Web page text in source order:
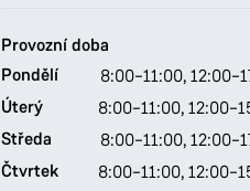
Provozní doba
Pondělí
8:00–11:00,
Úterý 8:00–11:00,
Středa 8:00–11:00,
Čtvrtek 8:00–11:00,